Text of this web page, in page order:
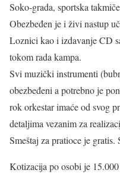
Soko-grada, sportska
Obezbeđen je i živi nastup
Loznici kao i izdavanje CD
tokom rada kampa.
Svi muzički instrumenti
obezbeđeni a potrebno je
rok orkestar imaće od svog
detaljima vezanim za
Smeštaj za pratioce je gratis.
Kotizacija po osobi je